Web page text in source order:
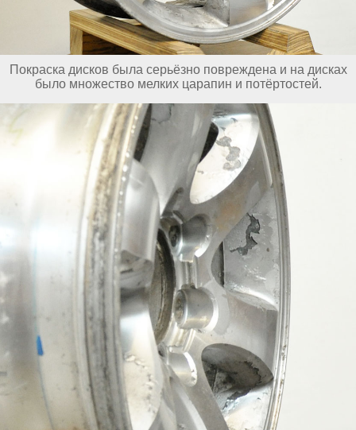
Покраска дисков была серьёзно повреждена и на дисках
было множество мелких царапин и потёртостей.